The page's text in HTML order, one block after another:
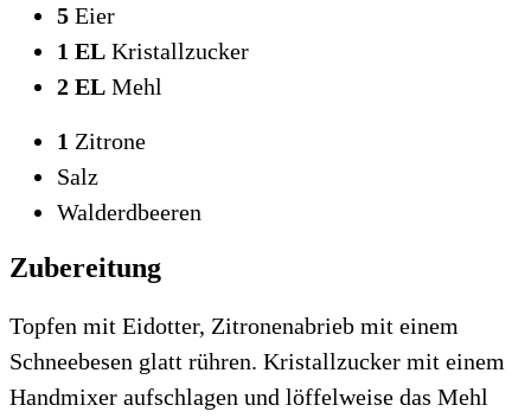
5 Eier
1 EL Kristallzucker
2 EL Mehl
1 Zitrone
Salz
Walderdbeeren
Zubereitung
Topfen mit Eidotter, Zitronenabrieb mit einem
Schneebesen glatt rühren. Kristallzucker mit einem
Handmixer aufschlagen und löffelweise das Mehl